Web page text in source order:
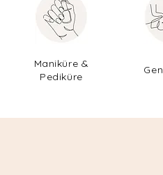
Maniküre &
Pediküre